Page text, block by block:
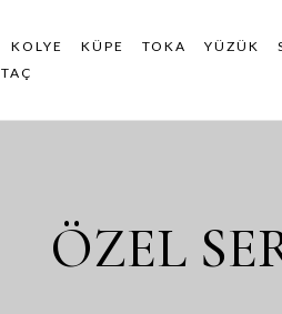
KOLYE KÜPE TOKA YÜZÜK
TAÇ
ÖZEL